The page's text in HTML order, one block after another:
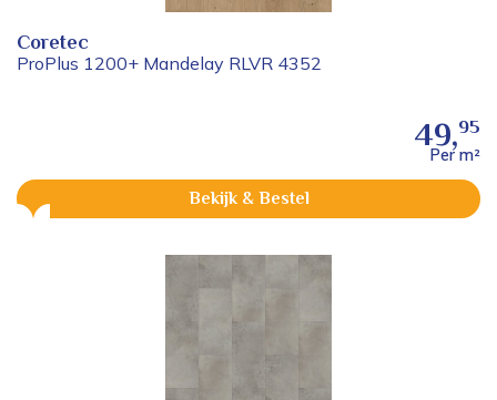
Coretec
ProPlus 1200+ Mandelay RLVR 4352
49,95
Per m²
Bekijk & Bestel